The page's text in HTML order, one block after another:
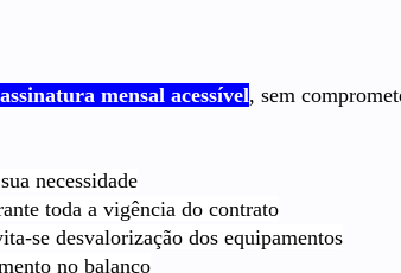
mensal acessível, sem
necessidade
toda a vigência do contrato
se desvalorização dos equipamentos
no balanço